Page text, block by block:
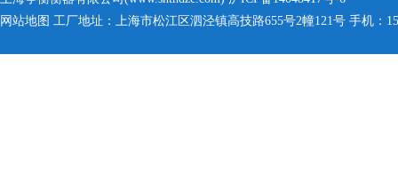
网站地图 工厂地址：上海市松江区泗泾镇高技路655号2幢121号 手机：